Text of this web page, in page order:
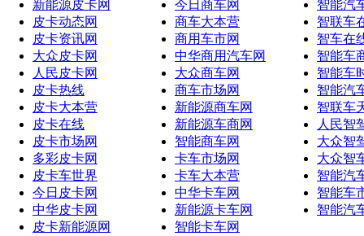
新能源皮卡网
皮卡动态网
皮卡资讯网
大众皮卡网
人民皮卡网
皮卡热线
皮卡大本营
皮卡在线
皮卡市场网
多彩皮卡网
皮卡车世界
今日皮卡网
中华皮卡网
皮卡新能源网
今日商车网
商车大本营
商用车市网
中华商用汽车网
大众商车网
商车市场网
新能源商车网
新能源车商网
智能商车网
卡车市场网
卡车大本营
中华卡车网
新能源卡车网
智能卡车网
智能汽
智联车
智车在
智能车
智能车
智能汽
智联车
人民智
大众智
大众智
智能汽
智能车
智能汽